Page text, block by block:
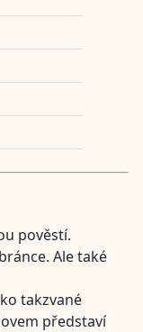
pověstí.
Ale také
takzvané
představí